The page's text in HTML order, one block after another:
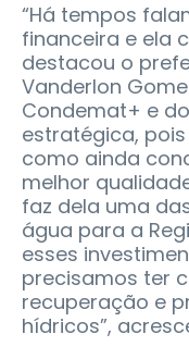
“Há tempos
financeira e ela
destacou o
Vanderlon
Condemat+ e do
estratégica,
como ainda
melhor
faz dela uma
água para a
esses
precisamos ter
recuperação e
hídricos”,